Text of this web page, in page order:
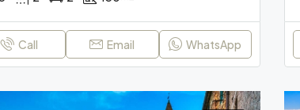
Call Email WhatsApp